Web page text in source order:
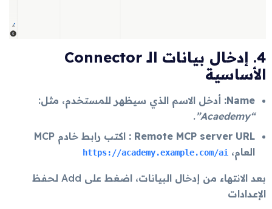
4. إدخال بيانات الـ Connector
الأساسية
Name: أدخل الاسم الذي سيظهر للمستخدم، مثل:
“Acaedemy”
.
Remote MCP server URL
:
اكتب رابط خادم MCP
العام، https://academy.example.com/ai
بعد الانتهاء من إدخال البيانات، اضغط على Add لحفظ
الإعدادات